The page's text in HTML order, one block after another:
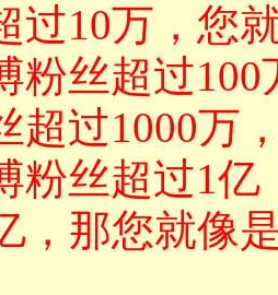
过10万，您
粉丝超过
超过1000万
粉丝超过1
，那您就像